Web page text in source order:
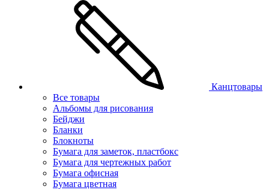
Канцтовары
Все товары
Альбомы для рисования
Бейджи
Бланки
Блокноты
Бумага для заметок, пластбокс
Бумага для чертежных работ
Бумага офисная
Бумага цветная